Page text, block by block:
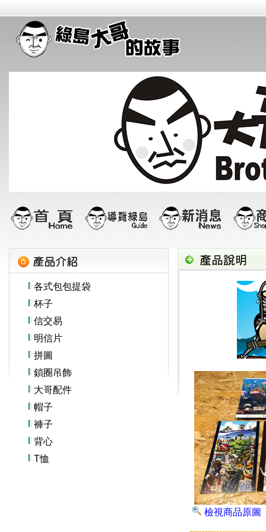
各式包包提袋
杯子
信交易
明信片
拼圖
鎖圈吊飾
大哥配件
帽子
褲子
背心
T恤
檢視商品原圖